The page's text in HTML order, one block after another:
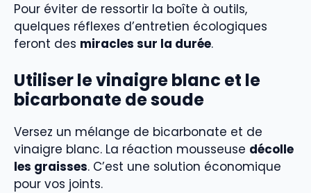
Pour éviter de ressortir la boîte à outils,
quelques réflexes d’entretien écologiques
feront des miracles sur la durée.
Utiliser le vinaigre blanc et le
bicarbonate de soude
Versez un mélange de bicarbonate et de
vinaigre blanc. La réaction mousseuse décolle
les graisses. C’est une solution économique
pour vos joints.